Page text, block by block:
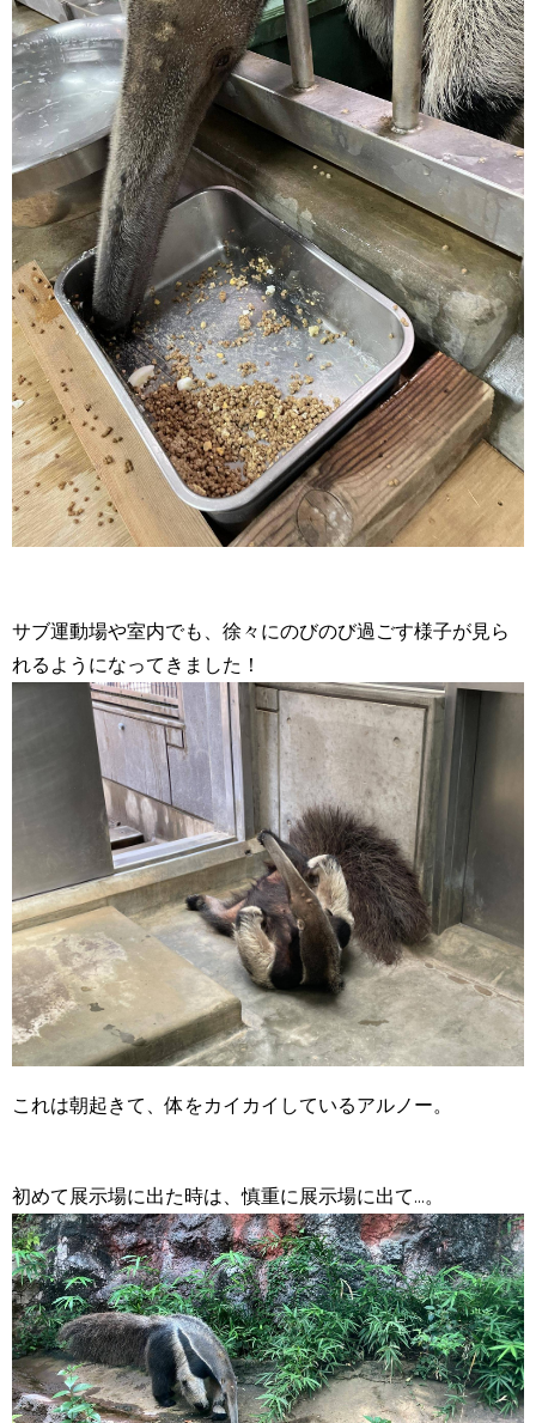
サブ運動場や室内でも、徐々にのびのび過ごす様子が見ら
れるようになってきました！
これは朝起きて、体をカイカイしているアルノー。
初めて展示場に出た時は、慎重に展示場に出て...。